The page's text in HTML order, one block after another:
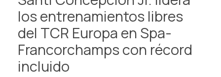
los entrenamientos libres
del TCR Europa en Spa-
Francorchamps con récord
incluido